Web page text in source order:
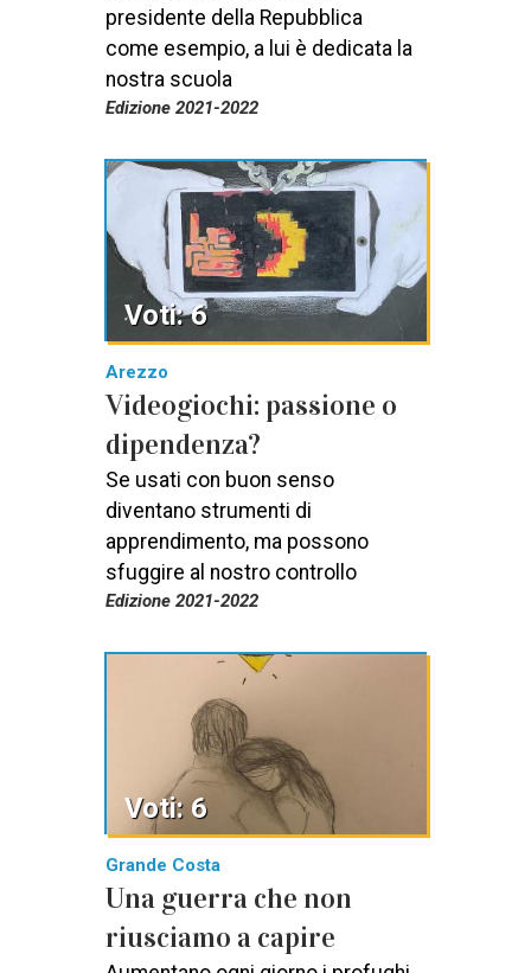
presidente della Repubblica
come esempio, a lui è dedicata la
nostra scuola
Edizione 2021-2022
Arezzo
Videogiochi: passione o
dipendenza?
Se usati con buon senso
diventano strumenti di
apprendimento, ma possono
sfuggire al nostro controllo
Edizione 2021-2022
Voti: 6
Grande Costa
Una guerra che non
riusciamo a capire
Voti: 6